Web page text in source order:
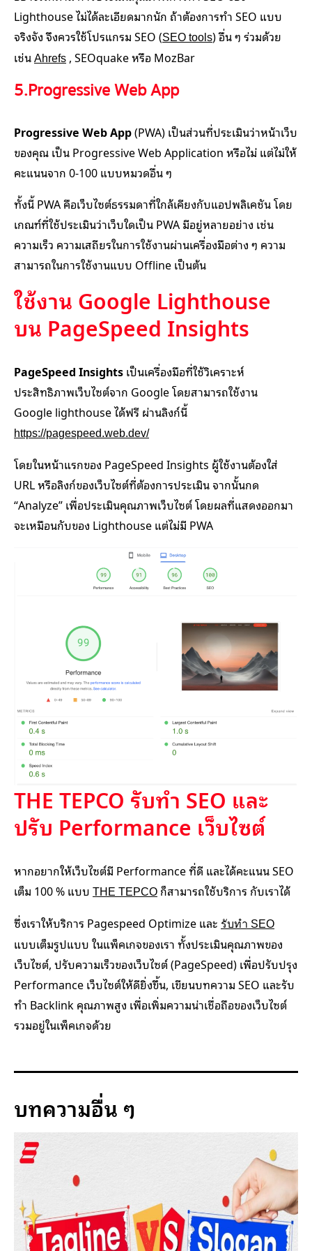
Lighthouse ไม่ได้ละเอียดมากนัก ถ้าต้องการทำ SEO แบบ
จริงจัง จึงควรใช้โปรแกรม SEO (SEO tools) อื่น ๆ ร่วมด้วย
เช่น Ahrefs , SEOquake หรือ MozBar
5.Progressive Web App
Progressive Web App(PWA) เป็นส่วนที่ประเมินว่าหน้าเว็บ
ของคุณ เป็น Progressive Web Application หรือไม่ แต่ไม่ให้
คะแนนจาก 0-100 แบบหมวดอื่น ๆ
ทั้งนี้ PWA คือเว็บไซต์ธรรมดาที่ใกล้เคียงกับแอปพลิเคชัน โดย
เกณฑ์ที่ใช้ประเมินว่าเว็บใดเป็น PWA มีอยู่หลายอย่าง เช่น
ความเร็ว ความเสถียรในการใช้งานผ่านเครื่องมือต่าง ๆ ความ
สามารถในการใช้งานแบบ Offline เป็นต้น
ใช้งาน Google Lighthouse
บน PageSpeed Insights
PageSpeed Insightsเป็นเครื่องมือที่ใช้วิเคราะห์
ประสิทธิภาพเว็บไซต์จาก Google โดยสามารถใช้งาน
Google lighthouse ได้ฟรี ผ่านลิงก์นี้
https://pagespeed.web.dev/
โดยในหน้าแรกของ PageSpeed Insights ผู้ใช้งานต้องใส่
URL หรือลิงก์ของเว็บไซต์ที่ต้องการประเมิน จากนั้นกด
“Analyze” เพื่อประเมินคุณภาพเว็บไซต์ โดยผลที่แสดงออกมา
จะเหมือนกับของ Lighthouse แต่ไม่มี PWA
THE TEPCO รับทำ SEO และ
ปรับ Performance เว็บไซต์
หากอยากให้เว็บไซต์มี Performance ที่ดี และได้คะแนน SEO
เต็ม 100 % แบบ THE TEPCO ก็สามารถใช้บริการ กับเราได้
ซึ่งเราให้บริการ Pagespeed Optimize และ รับทำ SEO
แบบเต็มรูปแบบ ในแพ็คเกจของเรา ทั้งประเมินคุณภาพของ
เว็บไซต์, ปรับความเร็วของเว็บไซต์ (PageSpeed) เพื่อปรับปรุง
Performance เว็บไซต์ให้ดียิ่งขึ้น, เขียนบทความ SEO และรับ
ทำ Backlink คุณภาพสูง เพื่อเพิ่มความน่าเชื่อถือของเว็บไซต์
รวมอยู่ในเพ็คเกจด้วย
บทความอื่น ๆ